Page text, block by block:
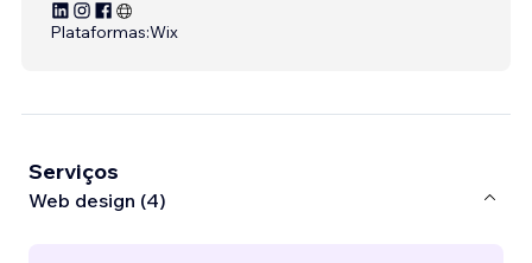
Plataformas:Wix
Serviços
Web design (4)